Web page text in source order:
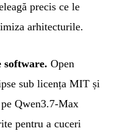
precis ce le
arhitecturile.
software. Open
sub licența MIT și
Qwen3.7-Max
pentru a cuceri